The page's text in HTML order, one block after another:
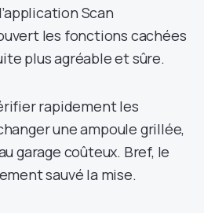
Scan
les fonctions cachées
plus agréable et sûre.
rapidement les
une ampoule grillée,
garage coûteux. Bref, le
sauvé la mise.